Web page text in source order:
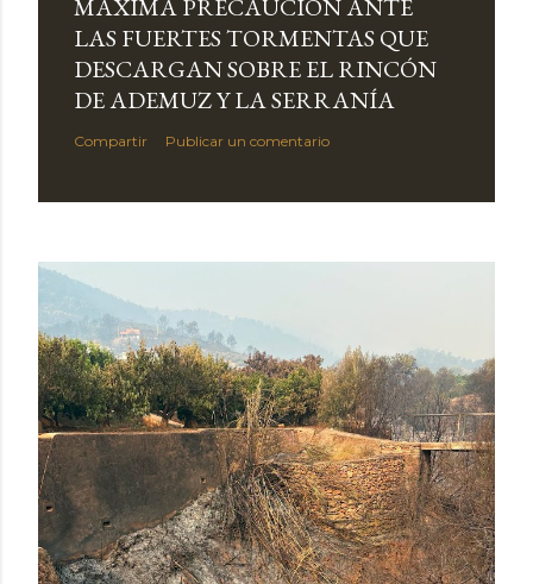
MÁXIMA PRECAUCIÓN ANTE
LAS FUERTES TORMENTAS QUE
DESCARGAN SOBRE EL RINCÓN
DE ADEMUZ Y LA SERRANÍA
Compartir Publicar un comentario